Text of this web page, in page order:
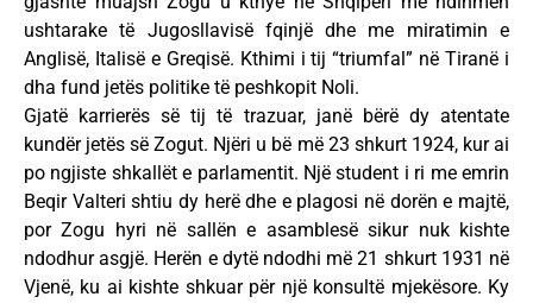
ushtarake të Jugosllavisë fqinjë dhe me miratimin e
Anglisë, Italisë e Greqisë. Kthimi i tij “triumfal” në Tiranë i
dha fund jetës politike të peshkopit Noli.
Gjatë karrierës së tij të trazuar, janë bërë dy atentate
kundër jetës së Zogut. Njëri u bë më 23 shkurt 1924, kur ai
po ngjiste shkallët e parlamentit. Një student i ri me emrin
Beqir Valteri shtiu dy herë dhe e plagosi në dorën e majtë,
por Zogu hyri në sallën e asamblesë sikur nuk kishte
ndodhur asgjë. Herën e dytë ndodhi më 21 shkurt 1931 në
Vjenë, ku ai kishte shkuar për një konsultë mjekësore. Ky